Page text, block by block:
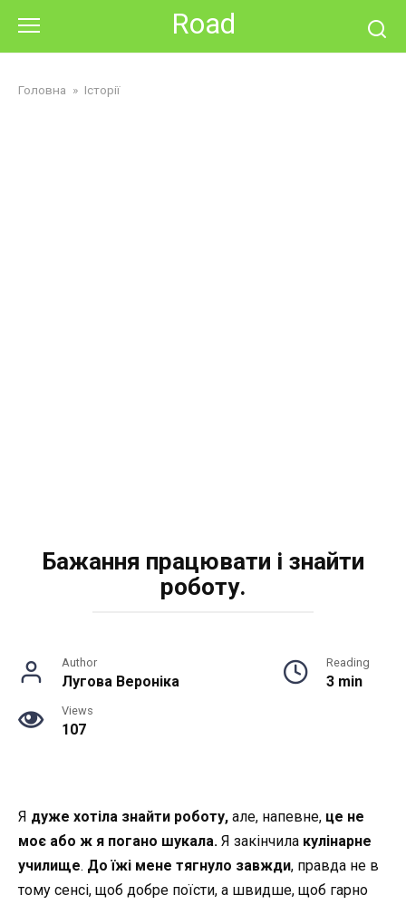
content
Road
Головна » Історії
Бажання працювати і знайти
роботу.
Author
Лугова Вероніка
Reading
3 min
Views
107
Я дуже хотіла знайти роботу, але, напевне, це не
моє або ж я погано шукала. Я закінчила кулінарне
училище. До їжі мене тягнуло завжди, правда не в
тому сенсі, щоб добре поїсти, а швидше, щоб гарно